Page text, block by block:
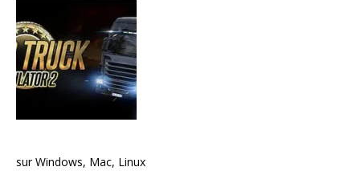
sur Windows, Mac, Linux